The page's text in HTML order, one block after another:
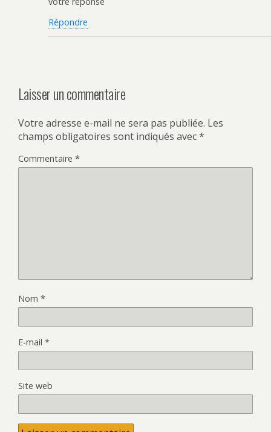
Répondre
Laisser un commentaire
Votre adresse e-mail ne sera pas publiée. Les
champs obligatoires sont indiqués avec*
Commentaire *
Nom *
E-mail *
Site web